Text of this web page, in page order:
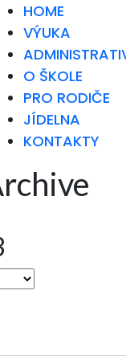
HOME
VÝUKA
O ŠKOLE
PRO RODIČE
JÍDELNA
KONTAKTY